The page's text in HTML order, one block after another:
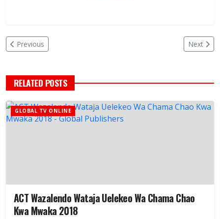
Previous Next
RELATED POSTS
GLOBAL TV ONLINE
ACT Wazalendo Wataja Uelekeo Wa Chama Chao
Kwa Mwaka 2018